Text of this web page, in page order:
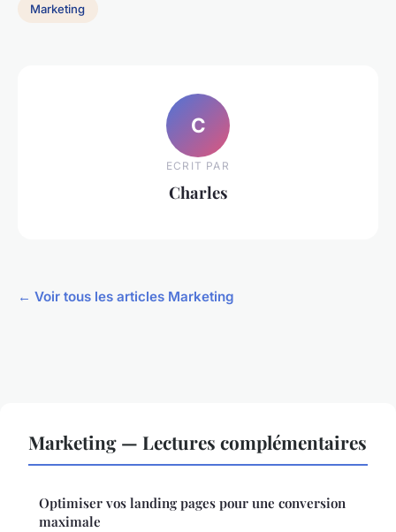
Marketing
C
ECRIT PAR
Charles
← Voir tous les articles Marketing
Marketing — Lectures complémentaires
Optimiser vos landing pages pour une conversion
maximale